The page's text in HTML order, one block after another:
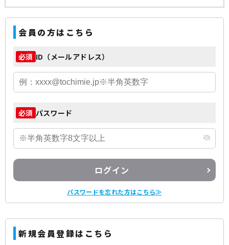
会員の方はこちら
必須 ID（メールアドレス）
必須 パスワード
ログイン
パスワードを忘れた方はこちら≫
新規会員登録はこちら